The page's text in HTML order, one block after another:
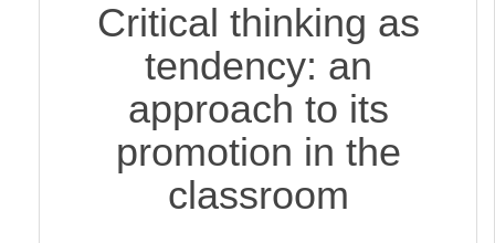
Critical thinking as
tendency: an
approach to its
promotion in the
classroom